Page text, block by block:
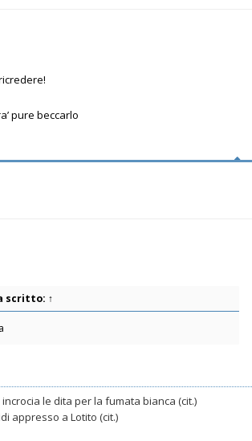
pure beccarlo
scritto: ↑
le dita per la fumata bianca (cit.)
appresso a Lotito (cit.)